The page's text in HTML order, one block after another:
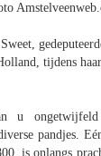
tijdens
u
pandjes.
is onlangs